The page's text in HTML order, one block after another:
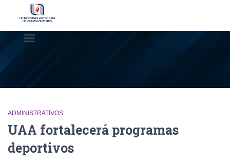
ADMINISTRATIVOS
UAA fortalecerá programas
deportivos